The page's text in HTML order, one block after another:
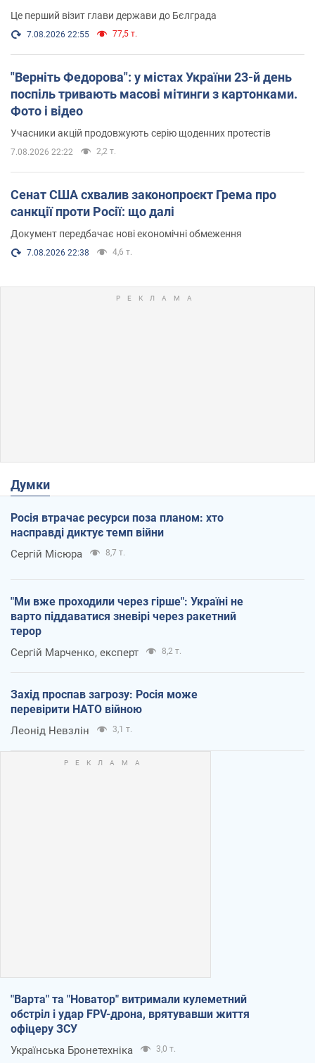
Це перший візит глави держави до Бєлграда
7.08.2026 22:55 77,5 т.
"Верніть Федорова": у містах України 23-й день
поспіль тривають масові мітинги з картонками.
Фото і відео
Учасники акцій продовжують серію щоденних протестів
7.08.2026 22:22 2,2 т.
Сенат США схвалив законопроєкт Грема про
санкції проти Росії: що далі
Документ передбачає нові економічні обмеження
7.08.2026 22:38 4,6 т.
Думки
Росія втрачає ресурси поза планом: хто
насправді диктує темп війни
Сергій Місюра 8,7 т.
"Ми вже проходили через гірше": Україні не
варто піддаватися зневірі через ракетний
терор
Сергій Марченко, експерт 8,2 т.
Захід проспав загрозу: Росія може
перевірити НАТО війною
Леонід Невзлін 3,1 т.
"Варта" та "Новатор" витримали кулеметний
обстріл і удар FPV-дрона, врятувавши життя
офіцеру ЗСУ
Українська Бронетехніка 3,0 т.